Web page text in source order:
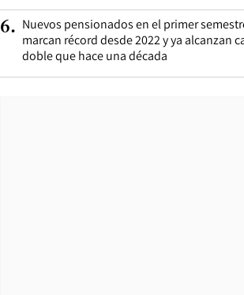
6. Nuevos pensionados en el primer
marcan récord desde 2022 y ya alcanzan
doble que hace una década